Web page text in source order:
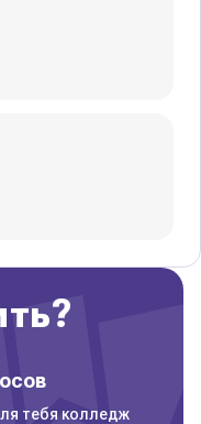
тебя колледж